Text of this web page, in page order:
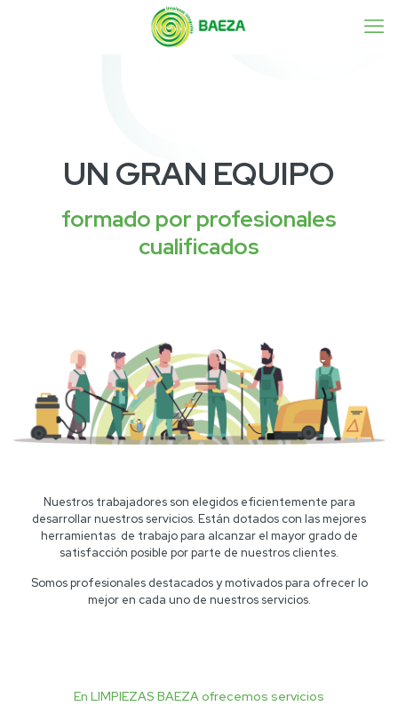
UN GRAN EQUIPO
formado por profesionales
cualificados
Nuestros trabajadores son elegidos eficientemente para
desarrollar nuestros servicios. Están dotados con las mejores
herramientas de trabajo para alcanzar el mayor grado de
satisfacción posible por parte de nuestros clientes.
Somos profesionales destacados y motivados para ofrecer lo
mejor en cada uno de nuestros servicios.
En LIMPIEZAS BAEZA ofrecemos servicios